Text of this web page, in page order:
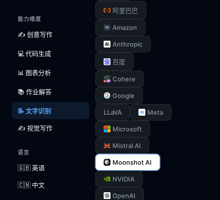
能力维度
✍️ 创意写作
💻 代码生成
📊 图表分析
📚 作业解答
📝 文字识别
✍️ 视觉写作
语言
🇬🇧 英语
🇨🇳 中文
阿里巴巴
Amazon
Anthropic
百度
Cohere
Google
LLaVA Meta
Microsoft
Mistral AI
Moonshot AI
NVIDIA
OpenAI